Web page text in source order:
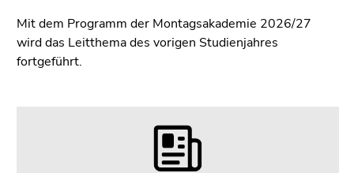
(Zugriffstaste
3)
Zur
Mit dem Programm der Montagsakademie 2026/27
wird das Leitthema des vorigen Studienjahres
fortgeführt.